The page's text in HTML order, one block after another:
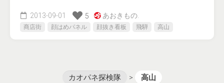
2013-09-01 5 あおきもの.
商店街 顔はめパネル 顔抜き看板 飛騨 高山
カオパネ探検隊 > 高山